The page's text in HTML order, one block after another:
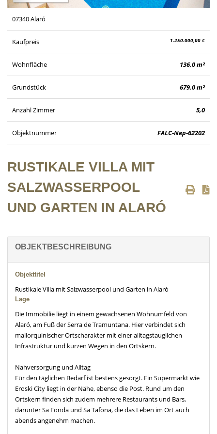
07340 Alaró
Kaufpreis 1.250.000,00 €
Wohnfläche 136,0 m²
Grundstück 679,0 m²
Anzahl Zimmer 5,0
Objektnummer FALC-Nep-62202
RUSTIKALE VILLA MIT
SALZWASSERPOOL
UND GARTEN IN ALARÓ
OBJEKTBESCHREIBUNG
Objekttitel
Rustikale Villa mit Salzwasserpool und Garten in Alaró
Lage
Die Immobilie liegt in einem gewachsenen Wohnumfeld von
Alaró, am Fuß der Serra de Tramuntana. Hier verbindet sich
mallorquinischer Ortscharakter mit einer alltagstauglichen
Infrastruktur und kurzen Wegen in den Ortskern.
Nahversorgung und Alltag
Für den täglichen Bedarf ist bestens gesorgt. Ein Supermarkt wie
Eroski City liegt in der Nähe, ebenso die Post. Rund um den
Ortskern finden sich zudem mehrere Restaurants und Bars,
darunter Sa Fonda und Sa Tafona, die das Leben im Ort auch
abends angenehm machen.